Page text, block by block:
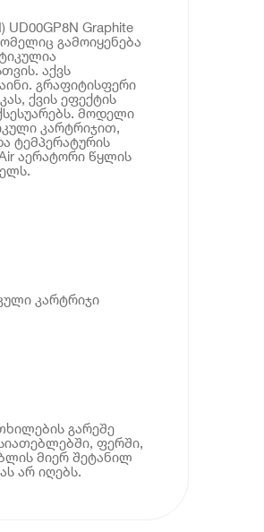
UD00GP8N Graphite
გამოიყენება
აქვს
გრაფიტისფერი
ქვის ეფექტის
მოდელი
კარტრიჯით,
ტემპერატურის
აერატორი წყლის
კარტრიჯი
გარეშე
ფერში,
მიერ შეტანილ
არ იღებს.